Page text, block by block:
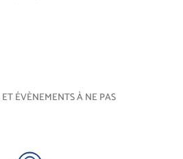
ÉVÈNEMENTS À NE PAS